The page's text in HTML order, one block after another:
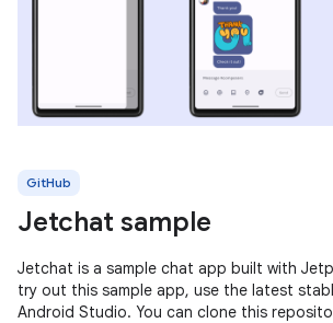
GitHub
Jetchat sample
Jetchat is a sample chat app built with
try out this sample app, use the latest
Android Studio. You can clone this